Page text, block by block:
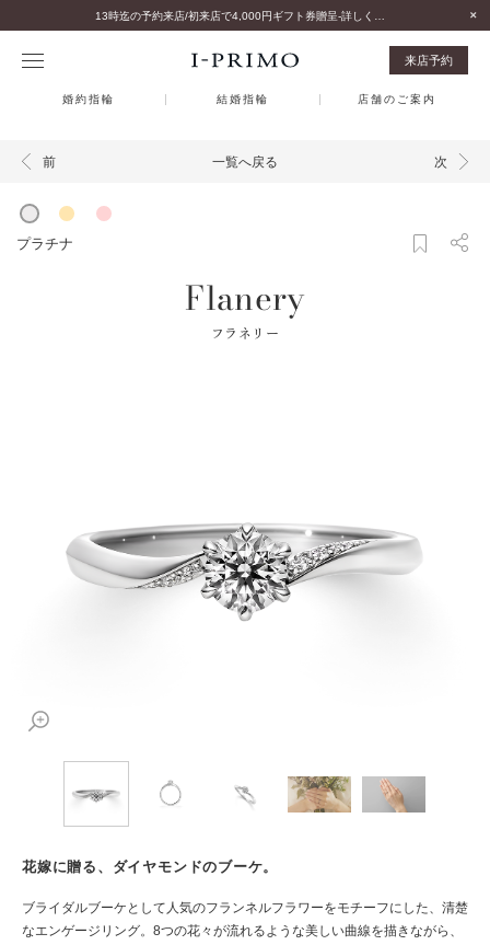
来店予約
婚約指輪 結婚指輪 店舗のご案内
前 一覧へ戻る 次
プラチナ
Flanery
フラネリー
花嫁に贈る、ダイヤモンドのブーケ。
ブライダルブーケとして人気のフランネルフラワーをモチーフにした、清楚
なエンゲージリング。8つの花々が流れるような美しい曲線を描きながら、